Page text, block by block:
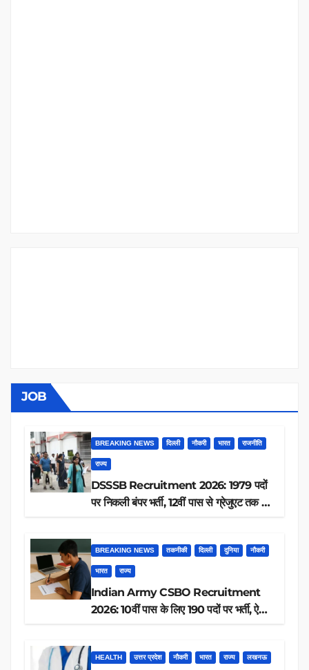
JOB
BREAKING NEWS दिल्ली नौकरी भारत राजनीति
राज्य
DSSSB Recruitment 2026: 1979 पदों
पर निकली बंपर भर्ती, 12वीं पास से ग्रेजुएट तक करें
BREAKING NEWS तकनीकी दिल्ली दुनिया नौकरी
भारत राज्य
Indian Army CSBO Recruitment
2026: 10वीं पास के लिए 190 पदों पर भर्ती, ऐसे
HEALTH उत्तर प्रदेश नौकरी भारत राज्य लखनऊ